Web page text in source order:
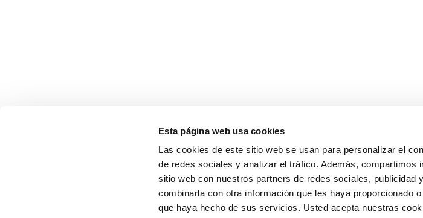
Esta página web usa cookies
Las cookies de este sitio web se usan para personalizar el
de redes sociales y analizar el tráfico. Además, compartimos
sitio web con nuestros partners de redes sociales, publicidad
combinarla con otra información que les haya proporcionado
que haya hecho de sus servicios. Usted acepta nuestras